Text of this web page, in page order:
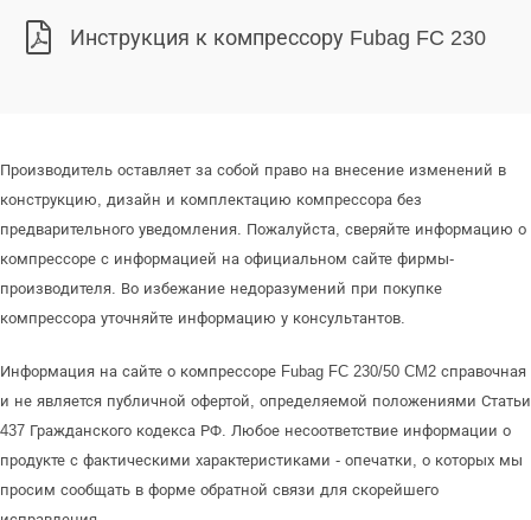
Инструкция к компрессору Fubag FC 230
Производитель оставляет за собой право на внесение изменений в
конструкцию, дизайн и комплектацию компрессора без
предварительного уведомления. Пожалуйста, сверяйте информацию о
компрессоре с информацией на официальном сайте фирмы-
производителя. Во избежание недоразумений при покупке
компрессора уточняйте информацию у консультантов.
Информация на сайте о компрессоре Fubag FC 230/50 CM2 справочная
и не является публичной офертой, определяемой положениями Статьи
437 Гражданского кодекса РФ. Любое несоответствие информации о
продукте с фактическими характеристиками - опечатки, о которых мы
просим сообщать в форме обратной связи для скорейшего